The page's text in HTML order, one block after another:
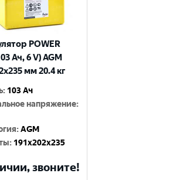
POWER
Ач, 6 V) AGM
мм 20.4 кг
: 103 Ач
напряжение:
:AGM
: 191x202x235
звоните!